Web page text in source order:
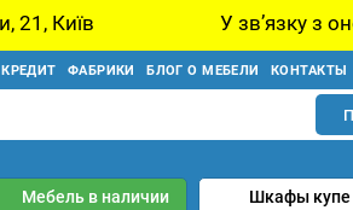
У звʼязку з оновленням
КРЕДИТ ФАБРИКИ БЛОГ О МЕБЕЛИ КОНТАКТЫ
Мебель в наличии Шкафы купе